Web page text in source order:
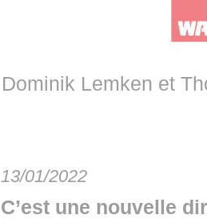
👉 PLANNING EDITORIAL
•
•
Dominik Lemken et
13/01/2022
C’est une nouvelle